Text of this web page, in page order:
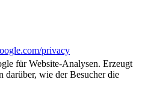
privacy
für Website-Analysen. Erzeugt
darüber, wie der Besucher die